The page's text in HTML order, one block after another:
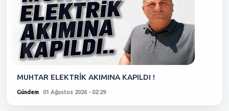
MUHTAR ELEKTRİK AKIMINA KAPILDI !
Gündem 01 Ağustos 2026 - 02:29